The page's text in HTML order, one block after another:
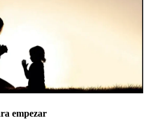
empezar